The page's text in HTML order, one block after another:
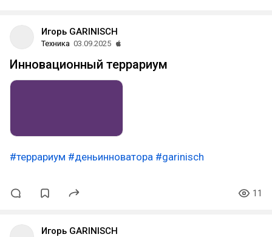
Игорь GARINISCH
Техника 03.09.2025
Инновационный террариум
#террариум #деньинноватора #garinisch
11
Игорь GARINISCH